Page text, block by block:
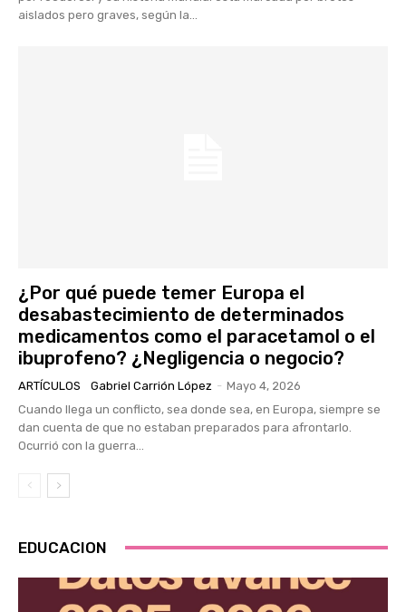
aislados pero graves, según la...
¿Por qué puede temer Europa el
desabastecimiento de determinados
medicamentos como el paracetamol o el
ibuprofeno? ¿Negligencia o negocio?
ARTÍCULOS Gabriel Carrión López - Mayo 4, 2026
Cuando llega un conflicto, sea donde sea, en Europa, siempre se
dan cuenta de que no estaban preparados para afrontarlo.
Ocurrió con la guerra...
EDUCACION